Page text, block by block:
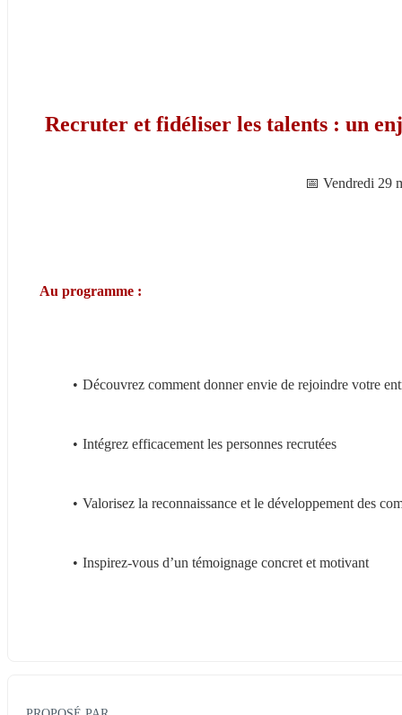
Recruter et fidéliser les talents : un
📅 Vendredi 29
Au programme :
Découvrez comment donner envie de rejoindre votre
Intégrez efficacement les personnes recrutées
Valorisez la reconnaissance et le développement des
Inspirez-vous d’un témoignage concret et motivant